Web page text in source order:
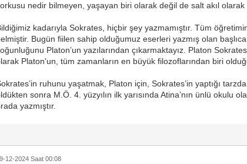
nedir bilmeyen, yaşayan biri olarak değil de salt akıl
kadarıyla Sokrates, hiçbir şey yazmamıştır. Tüm
Bugün fiilen sahip olduğumuz eserleri yazmış olan
Platon’un yazılarından çıkarmaktayız. Platon
Platon'un, tüm zamanların en büyük filozoflarından biri
ruhunu yaşatmak, Platon için, Sokrates’in yaptığı
sonra M.Ö. 4. yüzyılın ilk yarısında Atina’nın ünlü
yazmıştır.
12-2024 Saat 00:08